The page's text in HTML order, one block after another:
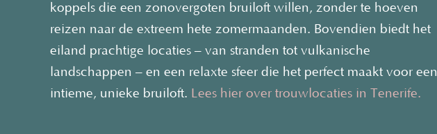
koppels die een zonovergoten bruiloft willen, zonder te hoeven
reizen naar de extreem hete zomermaanden. Bovendien biedt het
eiland prachtige locaties – van stranden tot vulkanische
landschappen – en een relaxte sfeer die het perfect maakt voor een
intieme, unieke bruiloft. Lees hier over trouwlocaties in Tenerife.